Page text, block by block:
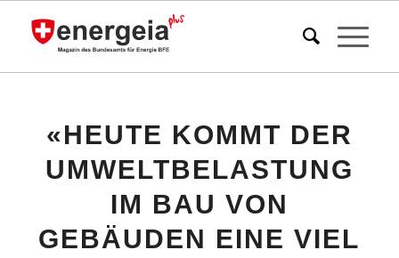
«HEUTE KOMMT DER
UMWELTBELASTUNG
IM BAU VON
GEBÄUDEN EINE VIEL